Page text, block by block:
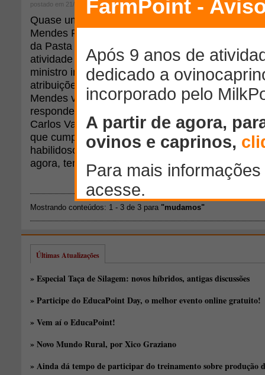
postado em 21/09/2011
Quase um mês após assumir o Ministério da
Mendes Ribeiro (PMDB-RS) prepara uma ampla
da Pasta para melhorar a gestão e recuperar o
atividade agropecuária. Em entrevista ao jornal
ministro informou que vai extinguir algumas
atribuições e criar uma estrutura exclusiva para
Mendes vai transformar secretários em
respondendo ao novo supersecretário-executivo,
Carlos Vaz, ex-diretor de Agronegócios do
que cumpre o quinto mandato consecutivo na
habilidoso e bem relacionado na cúpula do
agora, tem negociado acordos políticos
Mostrando conteúdos: 1 - 3 de 3 para "mudamos"
Últimas Atualizações
» Especial Taça de Silagem: novos híbridos, antigas discussões
» Participe do EducaPoint Day, o melhor evento online gratuito!
» Vem aí o EducaPoint!
» Novo Mundo Rural, por Xico Graziano
» Ainda dá tempo de participar do treinamento sobre produção